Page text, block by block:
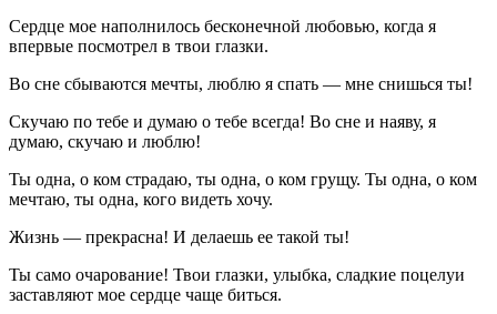
Сердце мое наполнилось бесконечной любовью, когда я
впервые посмотрел в твои глазки.
Во сне сбываются мечты, люблю я спать — мне снишься ты!
Скучаю по тебе и думаю о тебе всегда! Во сне и наяву, я
думаю, скучаю и люблю!
Ты одна, о ком страдаю, ты одна, о ком грущу. Ты одна, о ком
мечтаю, ты одна, кого видеть хочу.
Жизнь — прекрасна! И делаешь ее такой ты!
Ты само очарование! Твои глазки, улыбка, сладкие поцелуи
заставляют мое сердце чаще биться.